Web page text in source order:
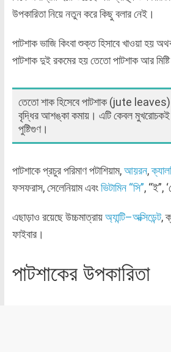
উপকারিতা নিয়ে নতুন করে কিছু বলার নেই।
পাটশাক ভাজি কিংবা শুক্ত হিসাবে খাওয়া হয়
পাটশাক দুই রকমের হয় তেতো পাটশাক আর
তেতো শাক হিসেবে পাটশাক (jute leaves)
বৃদ্ধির আশঙ্কা কমায়। এটি কেবল
পুষ্টিগুণ।
পাটশাকে প্রচুর পরিমাণ পটাশিয়াম,আয়রন,
ফসফরাস, সেলেনিয়াম এবংভিটামিন “সি”, “ই”,
এছাড়াও রয়েছে উচ্চমাত্রায়অ্যান্টি–অক্সিডেন্ট,
ফাইবার।
পাটশাকের উপকারিতা